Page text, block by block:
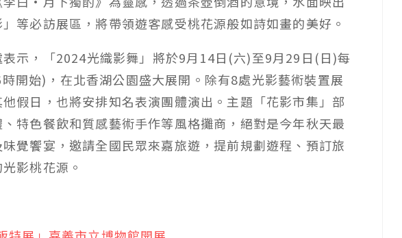
等必訪展區，將帶領遊客感受桃花源般如詩如畫的美好。
示，「2024光織影舞」將於9月14日(六)至9月29日(日)每
開始)，在北香湖公園盛大展開。除有8處光影藝術裝置展
假日，也將安排知名表演團體演出。主題「花影市集」部
特色餐飲和質感藝術手作等風格攤商，絕對是今年秋天最
覺饗宴，邀請全國民眾來嘉旅遊，提前規劃遊程、預訂旅
影桃花源。